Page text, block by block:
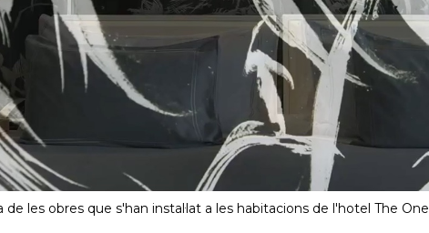
de les obres que s'han instal·lat a les habitacions de l'hotel The One